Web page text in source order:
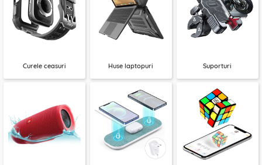
Curele ceasuri Huse laptopuri Suporturi